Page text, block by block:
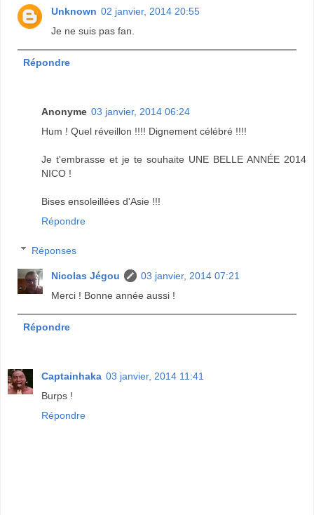
Unknown 02 janvier, 2014 20:55
Je ne suis pas fan.
Répondre
Anonyme 03 janvier, 2014 06:24
Hum ! Quel réveillon !!!! Dignement célébré !!!!
Je t'embrasse et je te souhaite UNE BELLE ANNÉE 2014
NICO !
Bises ensoleillées d'Asie !!!
Répondre
Réponses
Nicolas Jégou
03 janvier, 2014 07:21
Merci ! Bonne année aussi !
Répondre
Captainhaka 03 janvier, 2014 11:41
Burps !
Répondre